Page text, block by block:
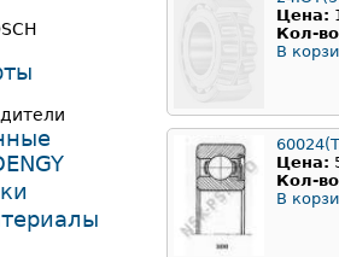
Цена:
Кол-
В
Цена:
Кол-
В